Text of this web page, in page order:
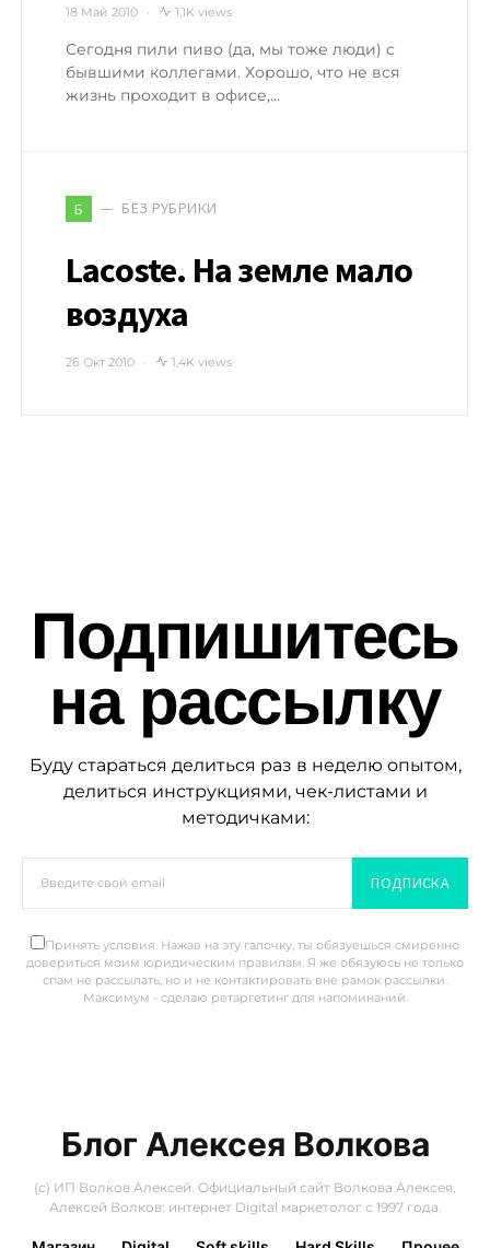
18 Май 2010 1,1K views
Сегодня пили пиво (да, мы тоже люди) с
бывшими коллегами. Хорошо, что не вся
жизнь проходит в офисе,…
Б БЕЗ РУБРИКИ
Lacoste. На земле мало
воздуха
26 Окт 2010 1,4K views
Подпишитесь
на рассылку
Буду стараться делиться раз в неделю опытом,
делиться инструкциями, чек-листами и
методичками:
ПОДПИСКА
Принять условия. Нажав на эту галочку, ты обязуешься смиренно
довериться моим юридическим правилам. Я же обязуюсь не только
спам не рассылать, но и не контактировать вне рамок рассылки.
Максимум - сделаю ретаргетинг для напоминаний.
Блог Алексея Волкова
(с) ИП Волков Алексей. Официальный сайт Волкова Алексея.
Алексей Волков: интернет Digital маркетолог с 1997 года.